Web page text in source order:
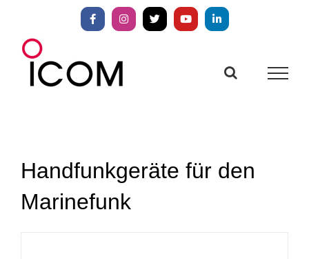
springen
FacebookInstagram
X YouTubeLinkedIn
Handfunkgeräte für den
Marinefunk